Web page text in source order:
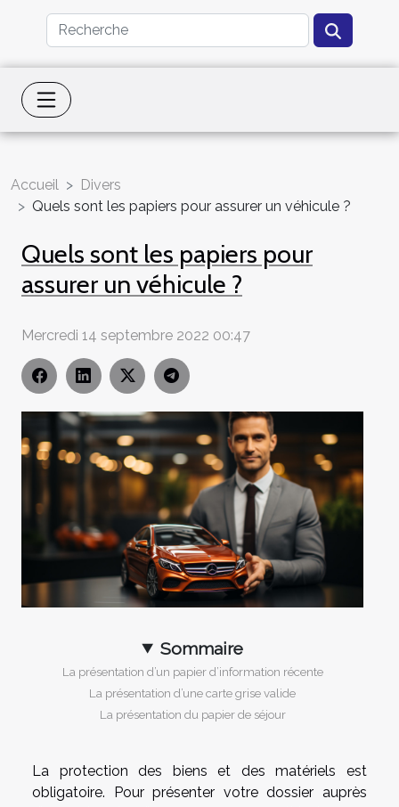
Accueil
Divers
Quels sont les papiers pour assurer un véhicule ?
Quels sont les papiers pour
assurer un véhicule ?
Mercredi 14 septembre 2022 00:47
Sommaire
La présentation d’un papier d’information récente
La présentation d’une carte grise valide
La présentation du papier de séjour
La protection des biens et des matériels est
obligatoire. Pour présenter votre dossier auprès